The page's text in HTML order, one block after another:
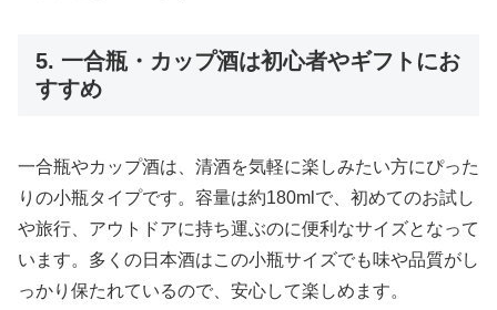
5. 一合瓶・カップ酒は初心者やギフトにお
すすめ
一合瓶やカップ酒は、清酒を気軽に楽しみたい方にぴった
りの小瓶タイプです。容量は約180mlで、初めてのお試し
や旅行、アウトドアに持ち運ぶのに便利なサイズとなって
います。多くの日本酒はこの小瓶サイズでも味や品質がし
っかり保たれているので、安心して楽しめます。